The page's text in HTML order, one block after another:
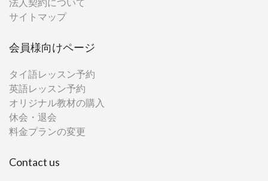
サイトマップ
会員様向けページ
タイ語レッスン予約
英語レッスン予約
オリジナル教材の購入
休会・退会
料金プランの変更
Contact us